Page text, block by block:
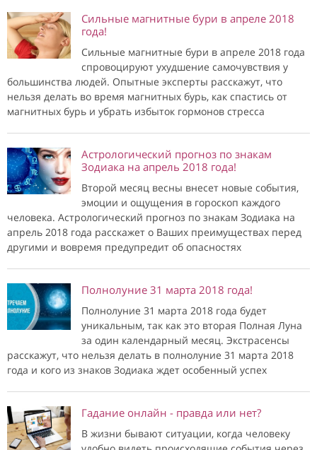
Сильные магнитные бури в апреле 2018
года!
Сильные магнитные бури в апреле 2018 года
спровоцируют ухудшение самочувствия у
большинства людей. Опытные эксперты расскажут, что
нельзя делать во время магнитных бурь, как спастись от
магнитных бурь и убрать избыток гормонов стресса
Астрологический прогноз по знакам
Зодиака на апрель 2018 года!
Второй месяц весны внесет новые события,
эмоции и ощущения в гороскоп каждого
человека. Астрологический прогноз по знакам Зодиака на
апрель 2018 года расскажет о Ваших преимуществах перед
другими и вовремя предупредит об опасностях
Полнолуние 31 марта 2018 года!
Полнолуние 31 марта 2018 года будет
уникальным, так как это вторая Полная Луна
за один календарный месяц. Экстрасенсы
расскажут, что нельзя делать в полнолуние 31 марта 2018
года и кого из знаков Зодиака ждет особенный успех
Гадание онлайн - правда или нет?
В жизни бывают ситуации, когда человеку